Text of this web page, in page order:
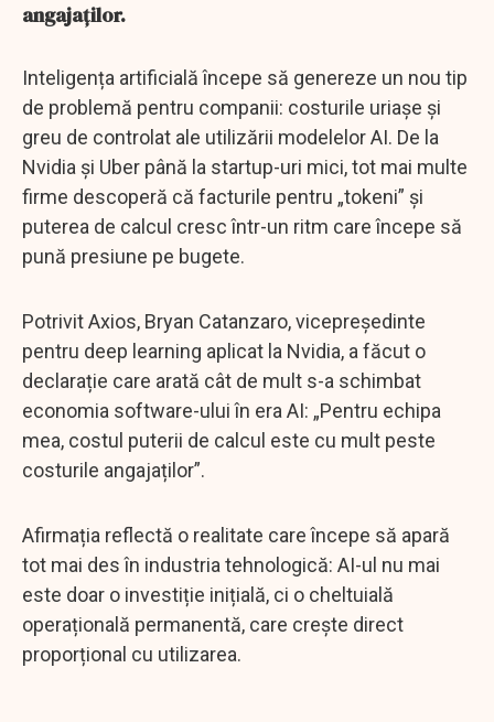
angajaților.
Inteligența artificială începe să genereze un nou tip
de problemă pentru companii: costurile uriașe și
greu de controlat ale utilizării modelelor AI. De la
Nvidia și Uber până la startup-uri mici, tot mai multe
firme descoperă că facturile pentru „tokeni” și
puterea de calcul cresc într-un ritm care începe să
pună presiune pe bugete.
Potrivit Axios, Bryan Catanzaro, vicepreședinte
pentru deep learning aplicat la Nvidia, a făcut o
declarație care arată cât de mult s-a schimbat
economia software-ului în era AI: „Pentru echipa
mea, costul puterii de calcul este cu mult peste
costurile angajaților”.
Afirmația reflectă o realitate care începe să apară
tot mai des în industria tehnologică: AI-ul nu mai
este doar o investiție inițială, ci o cheltuială
operațională permanentă, care crește direct
proporțional cu utilizarea.